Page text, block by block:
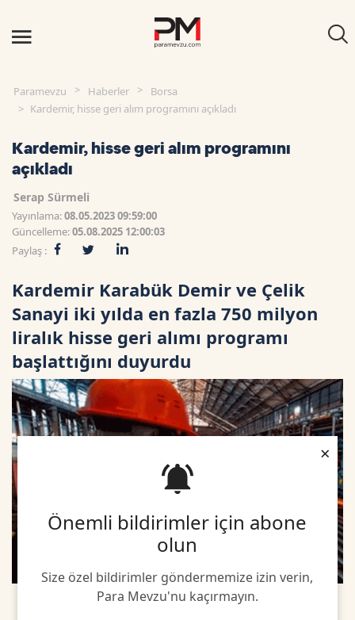
Önemli bildirimler için abone
olun
Size özel bildirimler göndermemize izin verin,
Para Mevzu'nu kaçırmayın.
×
Paramevzu Haberler
Borsa
Kardemir, hisse geri alım programını açıkladı
Kardemir, hisse geri alım programını
açıkladı
Serap Sürmeli
Yayınlama:08.05.2023 09:59:00
Güncelleme:05.08.2025 12:00:03
Paylaş :
Kardemir Karabük Demir ve Çelik
Sanayi iki yılda en fazla 750 milyon
liralık hisse geri alımı programı
başlattığını duyurdu